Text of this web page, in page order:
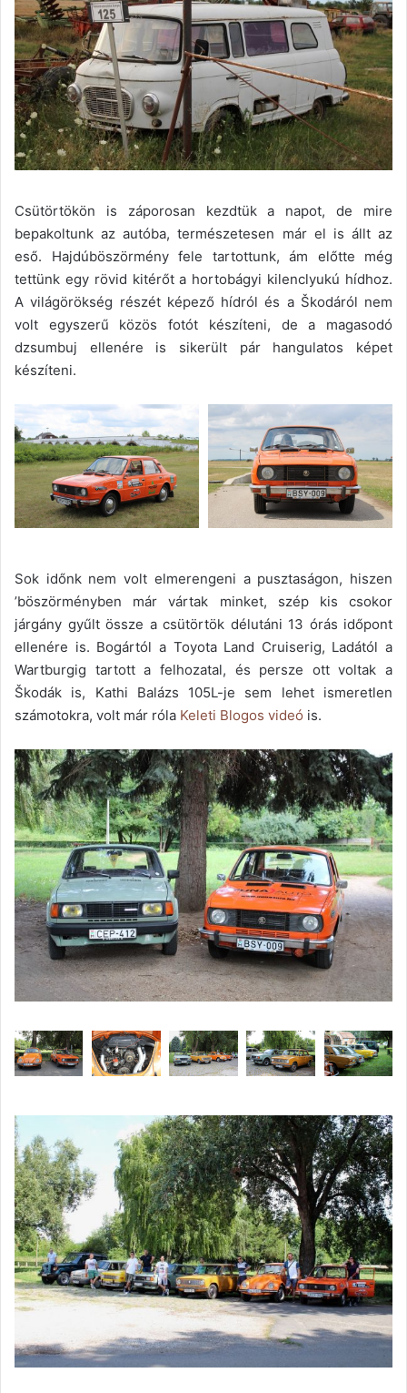
Csütörtökön is záporosan kezdtük a napot, de mire
bepakoltunk az autóba, természetesen már el is állt az
eső. Hajdúböszörmény fele tartottunk, ám előtte még
tettünk egy rövid kitérőt a hortobágyi kilenclyukú hídhoz.
A világörökség részét képező hídról és a Škodáról nem
volt egyszerű közös fotót készíteni, de a magasodó
dzsumbuj ellenére is sikerült pár hangulatos képet
készíteni.
Sok időnk nem volt elmerengeni a pusztaságon, hiszen
’böszörményben már vártak minket, szép kis csokor
járgány gyűlt össze a csütörtök délutáni 13 órás időpont
ellenére is. Bogártól a Toyota Land Cruiserig, Ladától a
Wartburgig tartott a felhozatal, és persze ott voltak a
Škodák is, Kathi Balázs 105L-je sem lehet ismeretlen
számotokra, volt már róla Keleti Blogos videó is.